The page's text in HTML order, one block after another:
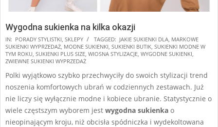
Wygodna sukienka na kilka okazji
2025-
03-
04
IN: PORADY STYLISTKI SKLEPY TAGGED: JAKIE SUKIENKI DLA MARKOWE
SUKIENKI WYPRZEDAŻ MODNE SUKIENKI SUKIENKI BUTIK SUKIENKI MODNE W
TYM ROKU SUKIENKI PLUS SIZE WIOSNA STYLIZACJE WYGODNE SUKIENKI
ZWIEWNE SUKIENKI WYPRZEDAŻ
Polki wyjątkowo szybko przechwyciły do swoich stylizacji trend
noszenia komfortowych ubrań w codziennych zestawach. Już
nie liczy się wyłącznie modne i kobiece ubranie. Statystycznie o
wiele częstszym wyborem jest wygodna sukienka o
nieopinającym kroju, niż obcisła spódniczka i wydekoltowana